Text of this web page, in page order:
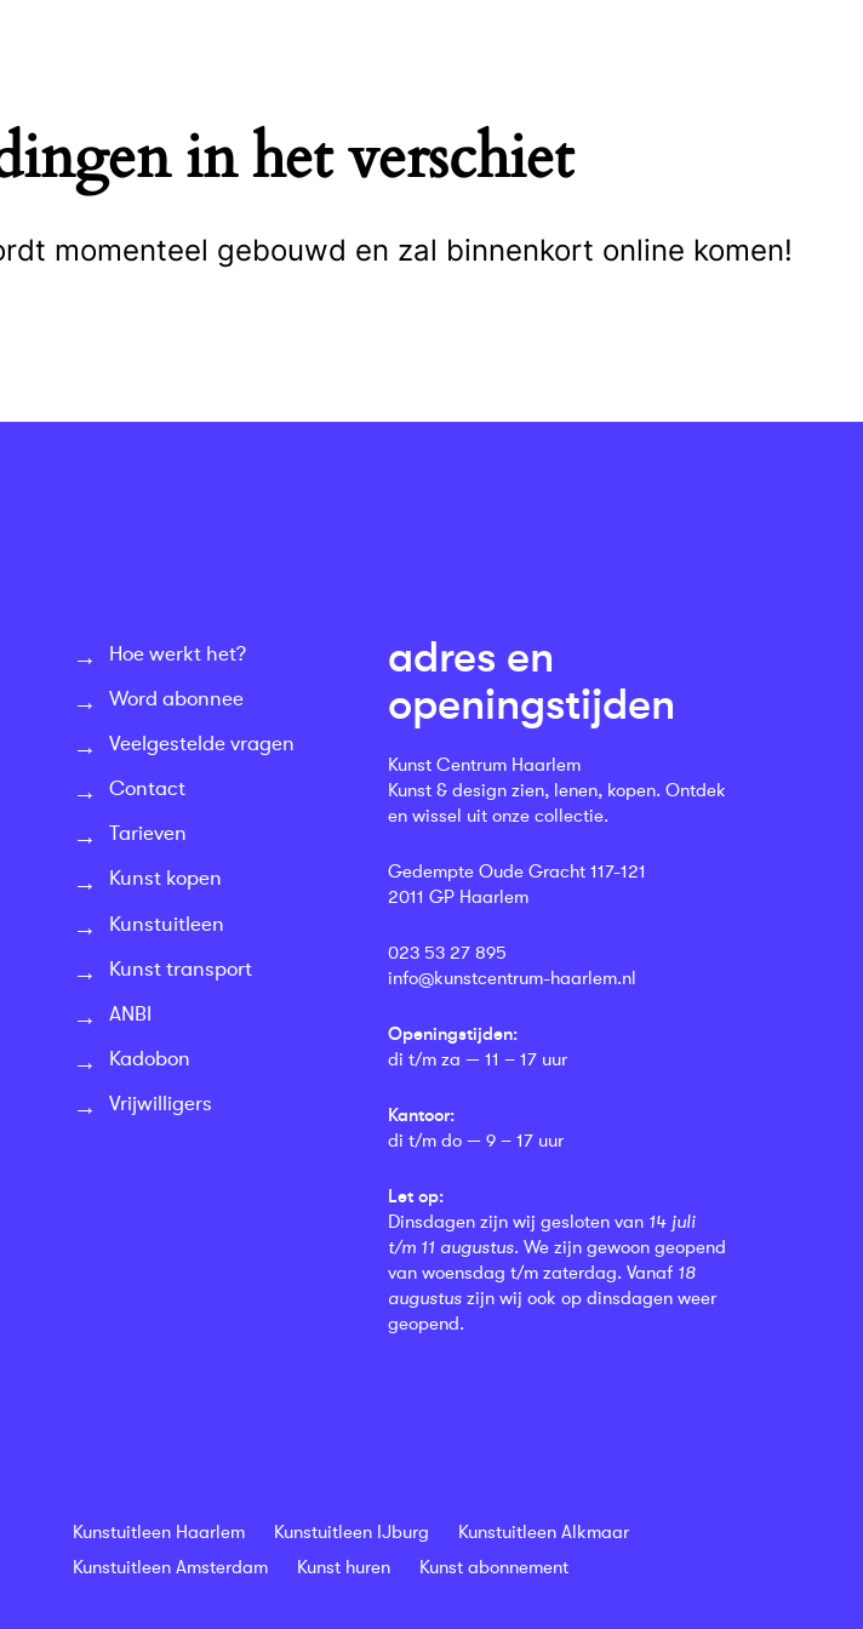
in het verschiet
momenteel gebouwd en zal binnenkort online komen!
Hoe werkt het?
Word abonnee
Veelgestelde vragen
Contact
Tarieven
Kunst kopen
Kunstuitleen
Kunst transport
ANBI
Kadobon
Vrijwilligers
adres en
openingstijden
Kunst Centrum Haarlem
Kunst & design zien, lenen, kopen. Ontdek
en wissel uit onze collectie.
Gedempte Oude Gracht 117-121
2011 GP Haarlem
023 53 27 895
info@kunstcentrum-haarlem.nl
Openingstijden:
di t/m za — 11 – 17 uur
Kantoor:
di t/m do — 9 – 17 uur
Let op:
Dinsdagen zijn wij gesloten van 14 juli
t/m 11 augustus. We zijn gewoon geopend
van woensdag t/m zaterdag. Vanaf 18
augustus zijn wij ook op dinsdagen weer
geopend.
Kunstuitleen Haarlem Kunstuitleen IJburg
Kunstuitleen Alkmaar
Kunstuitleen Amsterdam
Kunst huren Kunst abonnement